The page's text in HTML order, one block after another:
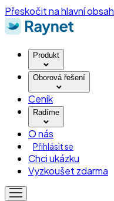
Přeskočit na hlavní obsah
Produkt
Oborová řešení
Ceník
Radíme
O nás
Přihlásit se
Chci ukázku
Vyzkoušet zdarma